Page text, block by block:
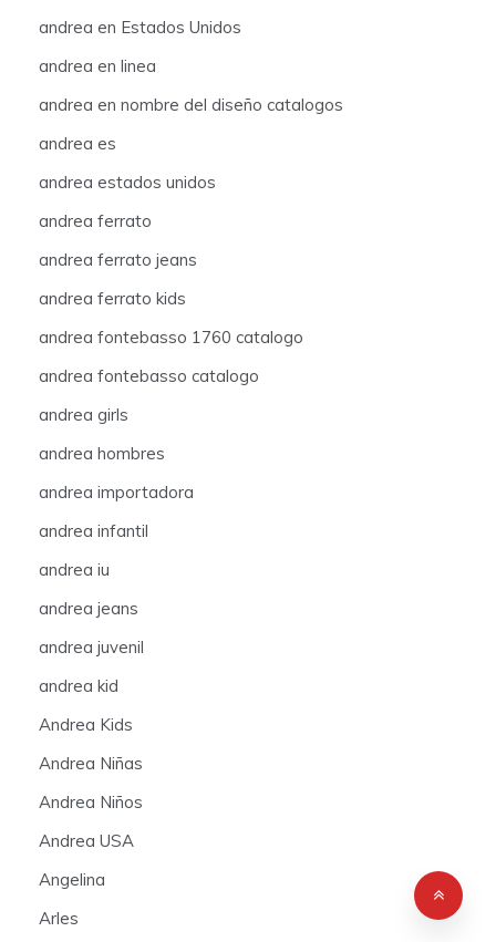
andrea en Estados Unidos
andrea en linea
andrea en nombre del diseño catalogos
andrea es
andrea estados unidos
andrea ferrato
andrea ferrato jeans
andrea ferrato kids
andrea fontebasso 1760 catalogo
andrea fontebasso catalogo
andrea girls
andrea hombres
andrea importadora
andrea infantil
andrea iu
andrea jeans
andrea juvenil
andrea kid
Andrea Kids
Andrea Niñas
Andrea Niños
Andrea USA
Angelina
Arles